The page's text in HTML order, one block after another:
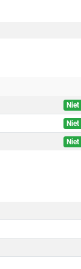
Niet
Niet
Niet